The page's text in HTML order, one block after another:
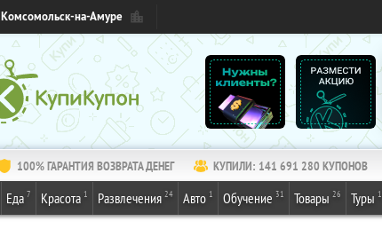
Комсомольск-на-Амуре
100% ГАРАНТИЯ ВОЗВРАТА ДЕНЕГ КУПИЛИ: 141 691 280КУПОНОВ
Еда 7 Красота 1 Развлечения 24 Авто 1 Обучение 31 Товары 26 Туры